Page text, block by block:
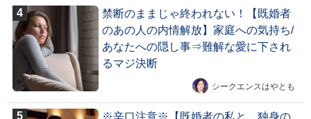
禁断のままじゃ終われない！【既婚者
のあの人の内情解放】家庭への気持ち/
あなたへの隠し事⇒難解な愛に下され
るマジ決断
シークエンスはやとも
※辛口注意※【既婚者の私と、独身の